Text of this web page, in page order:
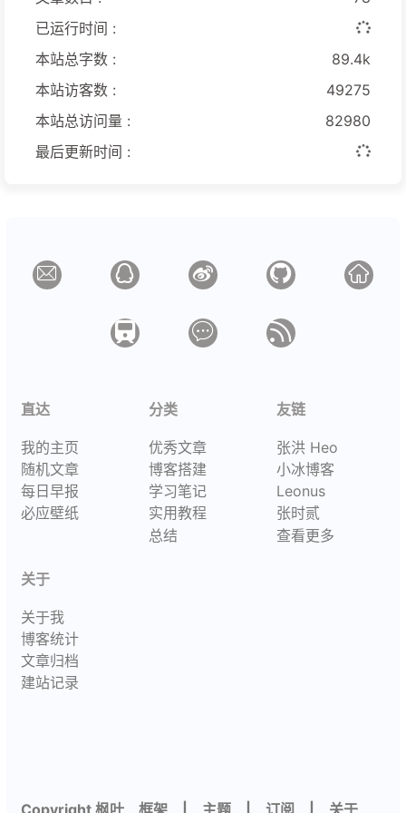
已运行时间 :
本站总字数 :
89.4k
本站访客数 :
49275
本站总访问量 :
82980
最后更新时间 :
直达
我的主页
随机文章
每日早报
必应壁纸
分类
优秀文章
博客搭建
学习笔记
实用教程
总结
友链
张洪 Heo
小冰博客
Leonus
张时贰
查看更多
关于
关于我
博客统计
文章归档
建站记录